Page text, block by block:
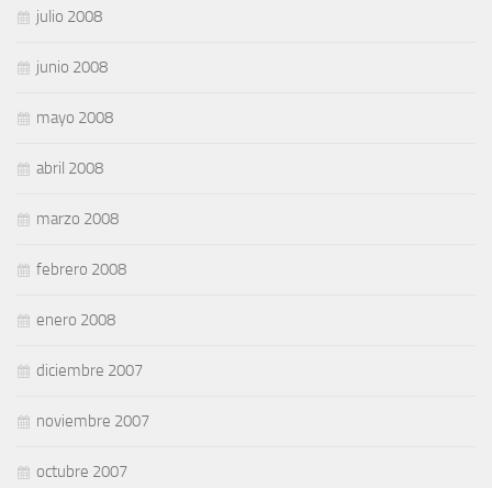
julio 2008
junio 2008
mayo 2008
abril 2008
marzo 2008
febrero 2008
enero 2008
diciembre 2007
noviembre 2007
octubre 2007